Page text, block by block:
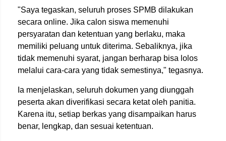
"Saya tegaskan, seluruh proses SPMB dilakukan
secara online. Jika calon siswa memenuhi
persyaratan dan ketentuan yang berlaku, maka
memiliki peluang untuk diterima. Sebaliknya, jika
tidak memenuhi syarat, jangan berharap bisa lolos
melalui cara-cara yang tidak semestinya," tegasnya.
Ia menjelaskan, seluruh dokumen yang diunggah
peserta akan diverifikasi secara ketat oleh panitia.
Karena itu, setiap berkas yang disampaikan harus
benar, lengkap, dan sesuai ketentuan.